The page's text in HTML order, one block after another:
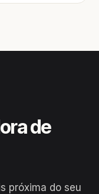
de
próxima do seu